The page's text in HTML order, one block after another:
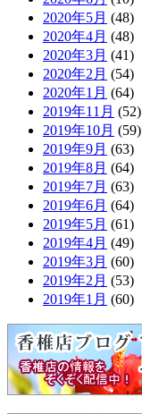
2020年5月 (48)
2020年4月 (48)
2020年3月 (41)
2020年2月 (54)
2020年1月 (64)
2019年11月 (52)
2019年10月 (59)
2019年9月 (63)
2019年8月 (64)
2019年7月 (63)
2019年6月 (64)
2019年5月 (61)
2019年4月 (49)
2019年3月 (60)
2019年2月 (53)
2019年1月 (60)